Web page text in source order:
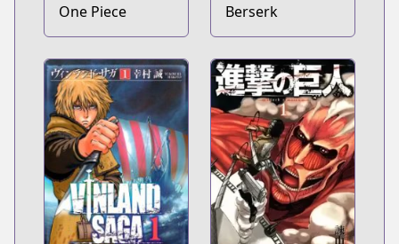
One Piece Berserk